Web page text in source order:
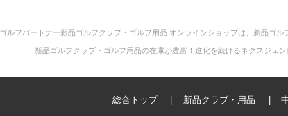
ゴルフパートナー新品ゴルフクラブ・ゴルフ用品 オンラインショップは、新品ゴ
新品ゴルフクラブ・ゴルフ用品の在庫が豊富！進化を続けるネクスジェ
総合トップ 新品クラブ・用品